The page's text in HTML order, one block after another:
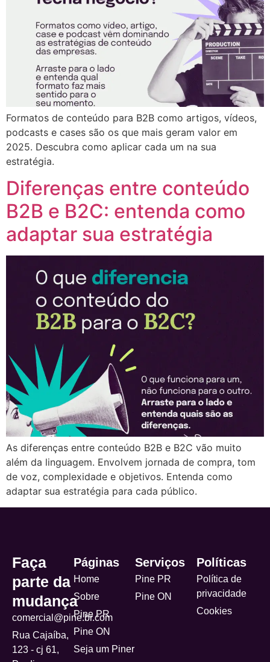
Formatos de conteúdo para B2B como artigos, vídeos,
podcasts e cases são os que mais geram valor em
2025. Descubra como aplicar cada um na sua
estratégia.
Diferenças entre conteúdo
B2B e B2C: entenda como
adaptar sua estratégia
As diferenças entre conteúdo B2B e B2C vão muito
além da linguagem. Envolvem jornada de compra, tom
de voz, complexidade e objetivos. Entenda como
adaptar sua estratégia para cada público.
Faça
parte da
mudança
comercial@pine.br.com
Rua Cajaíba,
123 - cj 61,
Páginas
Home
Sobre
Pine PR
Pine ON
Seja um Piner
Serviços
Pine PR
Pine ON
Políticas
Política de
privacidade
Cookies